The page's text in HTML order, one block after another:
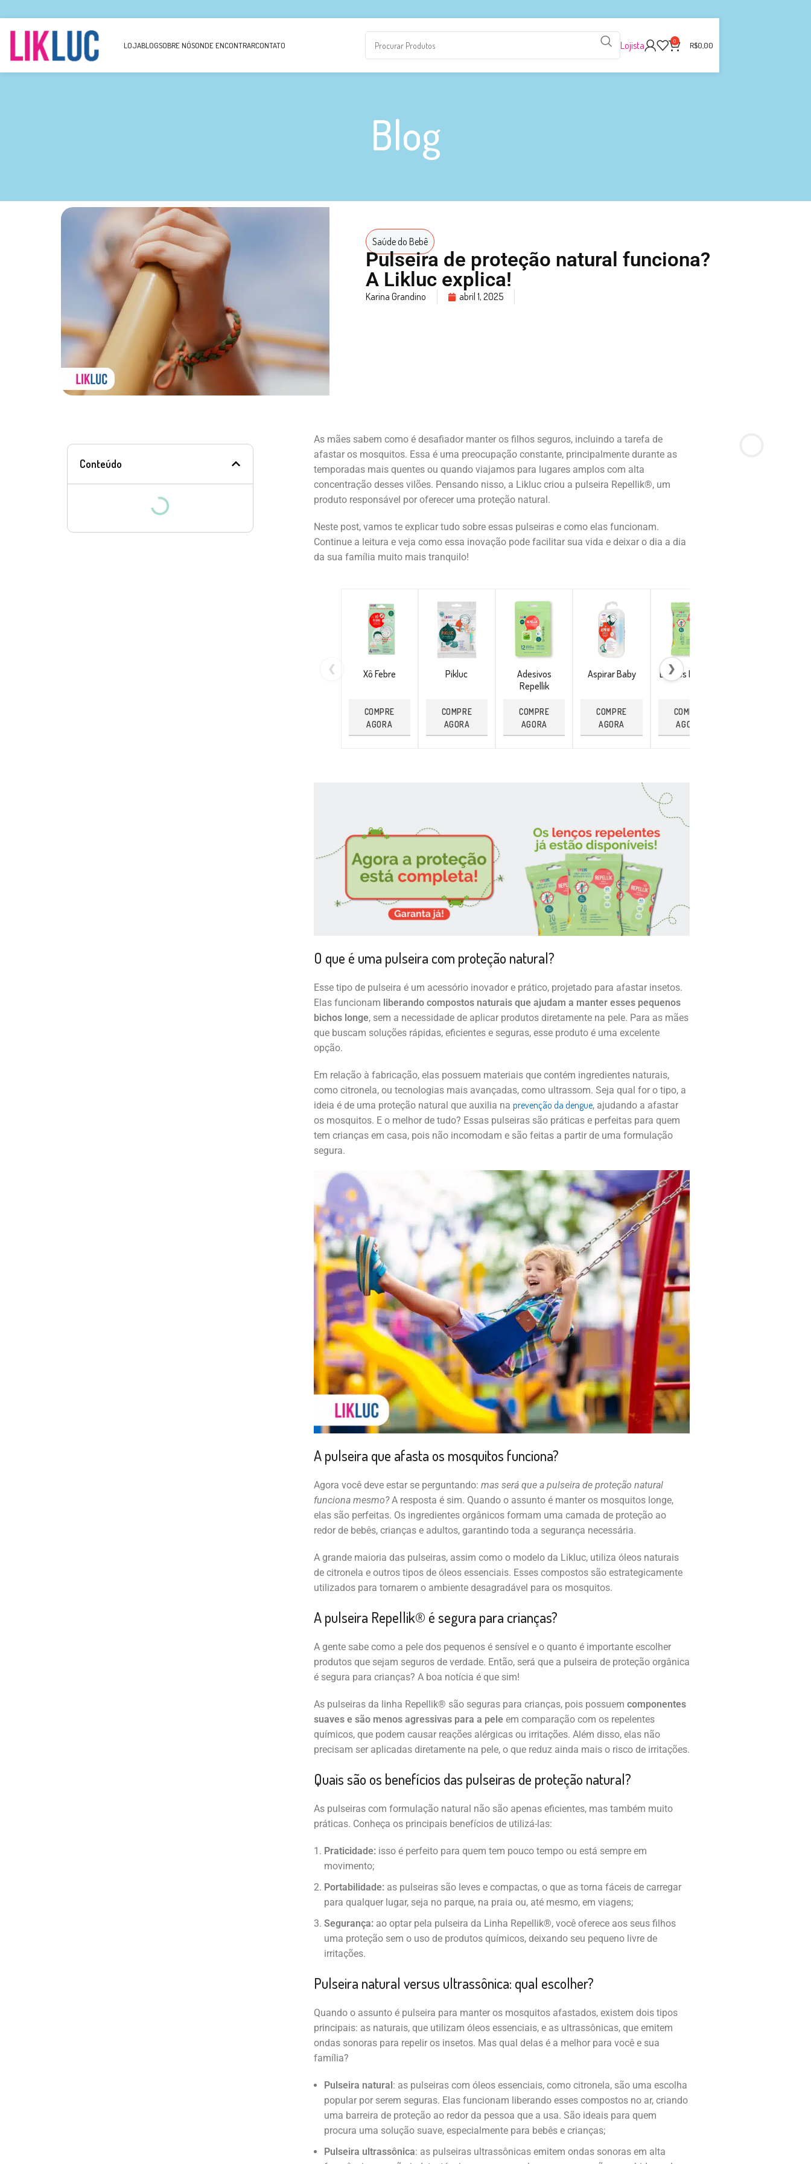
LOJABLOGSOBRE NÓSONDE ENCONTRARCONTATO Lojista 0 R$0,00
Blog
Saúde do Bebê
Pulseira de proteção natural funciona?
A Likluc explica!
Karina Grandino abril 1, 2025
Conteúdo
As mães sabem como é desafiador manter os filhos seguros, incluindo a tarefa de
afastar os mosquitos. Essa é uma preocupação constante, principalmente durante as
temporadas mais quentes ou quando viajamos para lugares amplos com alta
concentração desses vilões. Pensando nisso, a Likluc criou a pulseira Repellik®, um
produto responsável por oferecer uma proteção natural.
Neste post, vamos te explicar tudo sobre essas pulseiras e como elas funcionam.
Continue a leitura e veja como essa inovação pode facilitar sua vida e deixar o dia a dia
da sua família muito mais tranquilo!
❮ Xô Febre
COMPRE
AGORA
Pikluc
COMPRE
AGORA
Adesivos
Repellik
COMPRE
AGORA
Aspirar Baby
COMPRE
AGORA
Lenços Repellik
COMPRE
AGORA
❯
O que é uma pulseira com proteção natural?
Esse tipo de pulseira é um acessório inovador e prático, projetado para afastar insetos.
Elas funcionam liberando compostos naturais que ajudam a manter esses pequenos
bichos longe, sem a necessidade de aplicar produtos diretamente na pele. Para as mães
que buscam soluções rápidas, eficientes e seguras, esse produto é uma excelente
opção.
Em relação à fabricação, elas possuem materiais que contém ingredientes naturais,
como citronela, ou tecnologias mais avançadas, como ultrassom. Seja qual for o tipo, a
ideia é de uma proteção natural que auxilia na prevenção da dengue, ajudando a afastar
os mosquitos. E o melhor de tudo? Essas pulseiras são práticas e perfeitas para quem
tem crianças em casa, pois não incomodam e são feitas a partir de uma formulação
segura.
A pulseira que afasta os mosquitos funciona?
Agora você deve estar se perguntando: mas será que a pulseira de proteção natural
funciona mesmo?A resposta é sim. Quando o assunto é manter os mosquitos longe,
elas são perfeitas. Os ingredientes orgânicos formam uma camada de proteção ao
redor de bebês, crianças e adultos, garantindo toda a segurança necessária.
A grande maioria das pulseiras, assim como o modelo da Likluc, utiliza óleos naturais
de citronela e outros tipos de óleos essenciais. Esses compostos são estrategicamente
utilizados para tornarem o ambiente desagradável para os mosquitos.
A pulseira Repellik® é segura para crianças?
A gente sabe como a pele dos pequenos é sensível e o quanto é importante escolher
produtos que sejam seguros de verdade. Então, será que a pulseira de proteção orgânica
é segura para crianças? A boa notícia é que sim!
As pulseiras da linha Repellik® são seguras para crianças, pois possuem componentes
suaves e são menos agressivas para a pele em comparação com os repelentes
químicos, que podem causar reações alérgicas ou irritações. Além disso, elas não
precisam ser aplicadas diretamente na pele, o que reduz ainda mais o risco de irritações.
Quais são os benefícios das pulseiras de proteção natural?
As pulseiras com formulação natural não são apenas eficientes, mas também muito
práticas. Conheça os principais benefícios de utilizá-las:
Praticidade:isso é perfeito para quem tem pouco tempo ou está sempre em
movimento;
Portabilidade:as pulseiras são leves e compactas, o que as torna fáceis de carregar
para qualquer lugar, seja no parque, na praia ou, até mesmo, em viagens;
Segurança:ao optar pela pulseira da Linha Repellik®, você oferece aos seus filhos
uma proteção sem o uso de produtos químicos, deixando seu pequeno livre de
irritações.
Pulseira natural versus ultrassônica: qual escolher?
Quando o assunto é pulseira para manter os mosquitos afastados, existem dois tipos
principais: as naturais, que utilizam óleos essenciais, e as ultrassônicas, que emitem
ondas sonoras para repelir os insetos. Mas qual delas é a melhor para você e sua
família?
Pulseira natural : as pulseiras com óleos essenciais, como citronela, são uma escolha
popular por serem seguras. Elas funcionam liberando esses compostos no ar, criando
uma barreira de proteção ao redor da pessoa que a usa. São ideais para quem
procura uma solução suave, especialmente para bebês e crianças;
Pulseira ultrassônica: as pulseiras ultrassônicas emitem ondas sonoras em alta